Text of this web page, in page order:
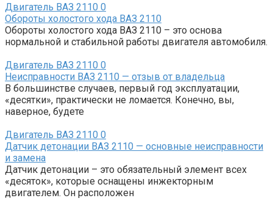
Двигатель ВАЗ 2110 0
Обороты холостого хода ВАЗ 2110
Обороты холостого хода ВАЗ 2110 – это основа
нормальной и стабильной работы двигателя автомобиля.
Двигатель ВАЗ 2110 0
Неисправности ВАЗ 2110 — отзыв от владельца
В большинстве случаев, первый год эксплуатации,
«десятки», практически не ломается. Конечно, вы,
наверное, будете
Двигатель ВАЗ 2110 0
Датчик детонации ВАЗ 2110 — основные неисправности
и замена
Датчик детонации – это обязательный элемент всех
«десяток», которые оснащены инжекторным
двигателем. Он расположен